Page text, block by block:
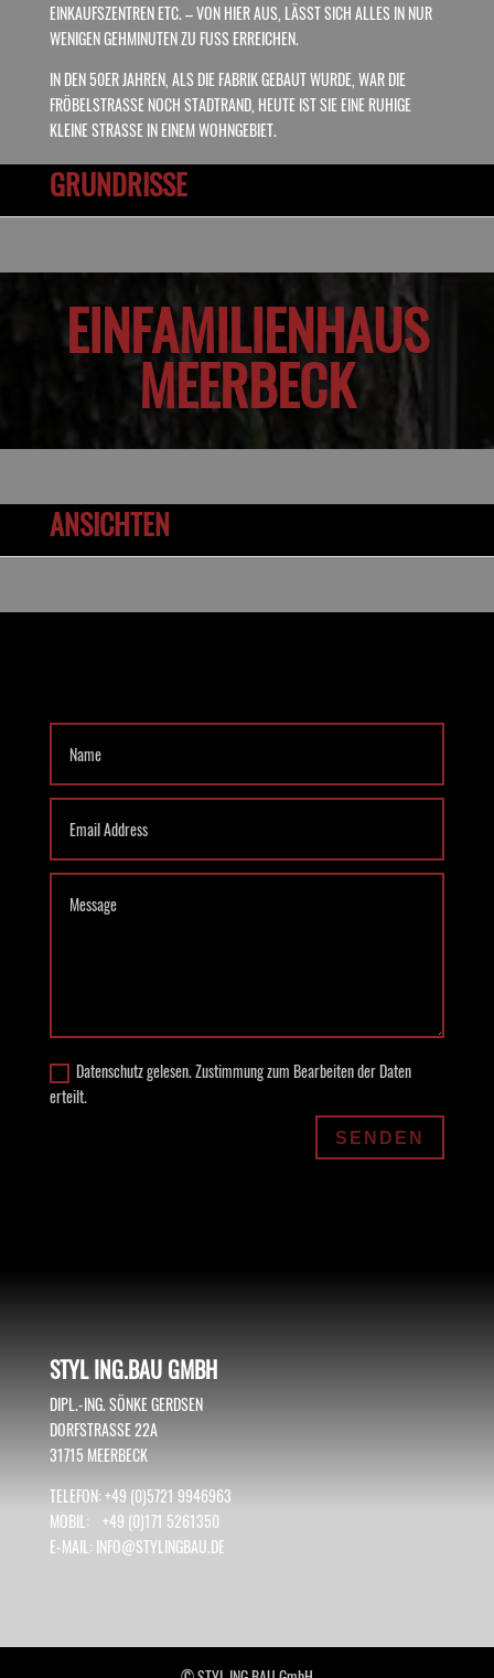
EINKAUFSZENTREN ETC. – VON HIER AUS, LÄSST SICH ALLES IN NUR
WENIGEN GEHMINUTEN ZU FUSS ERREICHEN.
IN DEN 50ER JAHREN, ALS DIE FABRIK GEBAUT WURDE, WAR DIE
FRÖBELSTRASSE NOCH STADTRAND, HEUTE IST SIE EINE RUHIGE K
LEINE STRASSE IN EINEM WOHNGEBIET.
GRUNDRISSE
EINFAMILIENHAUS
MEERBECK
ANSICHTEN
Datenschutz gelesen. Zustimmung zum Bearbeiten der Daten
erteilt.
SENDEN
STYL ING.BAU GMBH
DIPL.-ING. SÖNKE GERDSEN
DORFSTRASSE 22A
31715 MEERBECK
TELEFON: +49 (0)5721 9946963
MOBIL: +49 (0)171 5261350
E-MAIL: INFO@STYLINGBAU.DE